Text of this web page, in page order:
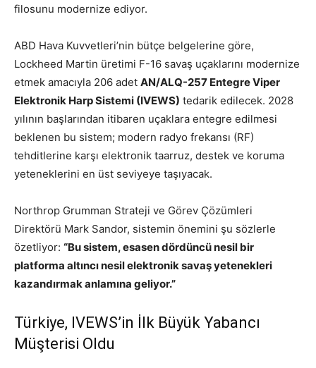
filosunu modernize ediyor.
ABD Hava Kuvvetleri’nin bütçe belgelerine göre,
Lockheed Martin üretimi F-16 savaş uçaklarını modernize
etmek amacıyla 206 adet AN/ALQ-257 Entegre Viper
Elektronik Harp Sistemi (IVEWS) tedarik edilecek. 2028
yılının başlarından itibaren uçaklara entegre edilmesi
beklenen bu sistem; modern radyo frekansı (RF)
tehditlerine karşı elektronik taarruz, destek ve koruma
yeteneklerini en üst seviyeye taşıyacak.
Northrop Grumman Strateji ve Görev Çözümleri
Direktörü Mark Sandor, sistemin önemini şu sözlerle
özetliyor: “Bu sistem, esasen dördüncü nesil bir
platforma altıncı nesil elektronik savaş yetenekleri
kazandırmak anlamına geliyor.”
Türkiye, IVEWS’in İlk Büyük Yabancı
Müşterisi Oldu